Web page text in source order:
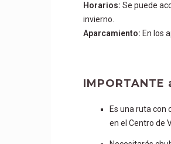
Horarios: Se puede
invierno.
Aparcamiento: En los
Es una ruta
en el Centro de